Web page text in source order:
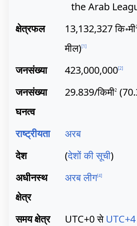
क्षेत्रफल 13,132,327 कि॰मी
मील)[1]
जनसंख्या 423,000,000[2]
जनसंख्या
घनत्व
29.839/किमी2
राष्ट्रीयता
अरब
देश
(देशों की सूची)
अधीनस्थ
क्षेत्र
अरब लीग[4]
समय क्षेत्र UTC+0 सेUTC+4